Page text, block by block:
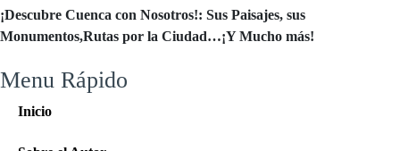
¡Descubre Cuenca con Nosotros!: Sus Paisajes, sus
Monumentos,Rutas por la Ciudad…¡Y Mucho más!
Menu Rápido
Inicio